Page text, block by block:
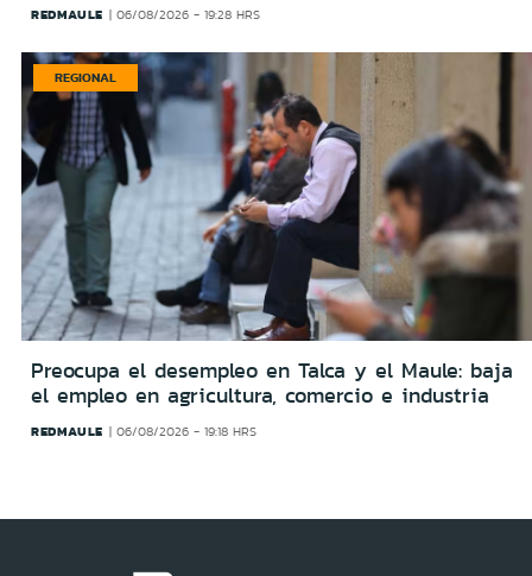
REDMAULE 06/08/2026 - 19:28 HRS
REGIONAL
Preocupa el desempleo en Talca y el Maule: baja
el empleo en agricultura, comercio e industria
REDMAULE 06/08/2026 - 19:18 HRS